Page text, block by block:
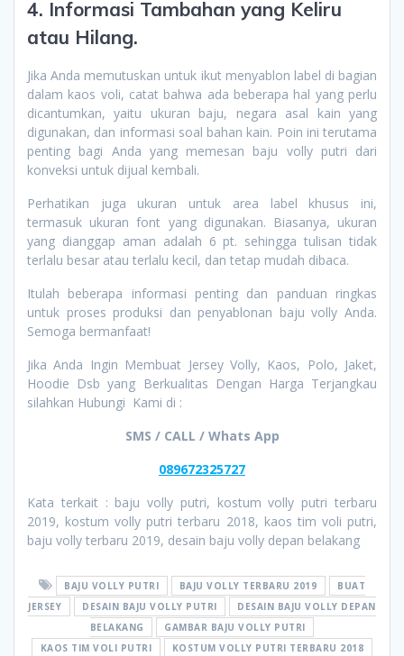
4. Informasi Tambahan yang Keliru
atau Hilang.
Jika Anda memutuskan untuk ikut menyablon label di bagian
dalam kaos voli, catat bahwa ada beberapa hal yang perlu
dicantumkan, yaitu ukuran baju, negara asal kain yang
digunakan, dan informasi soal bahan kain. Poin ini terutama
penting bagi Anda yang memesan baju volly putri dari
konveksi untuk dijual kembali.
Perhatikan juga ukuran untuk area label khusus ini,
termasuk ukuran font yang digunakan. Biasanya, ukuran
yang dianggap aman adalah 6 pt. sehingga tulisan tidak
terlalu besar atau terlalu kecil, dan tetap mudah dibaca.
Itulah beberapa informasi penting dan panduan ringkas
untuk proses produksi dan penyablonan baju volly Anda.
Semoga bermanfaat!
Jika Anda Ingin Membuat Jersey Volly, Kaos, Polo, Jaket,
Hoodie Dsb yang Berkualitas Dengan Harga Terjangkau
silahkan Hubungi Kami di :
SMS / CALL / Whats App
089672325727
Kata terkait : baju volly putri, kostum volly putri terbaru
2019, kostum volly putri terbaru 2018, kaos tim voli putri,
baju volly terbaru 2019, desain baju volly depan belakang
BAJU VOLLY PUTRI BAJU VOLLY TERBARU 2019
BUAT
JERSEY
DESAIN BAJU VOLLY PUTRI
DESAIN BAJU VOLLY DEPAN
BELAKANG
GAMBAR BAJU VOLLY PUTRI
KAOS TIM VOLI PUTRI
KOSTUM VOLLY PUTRI TERBARU 2018